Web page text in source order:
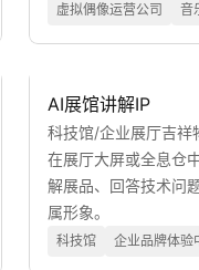
虚拟偶像运营公司 音
AI展馆讲解IP
科技馆/企业展厅吉祥
在展厅大屏或全息仓
解展品、回答技术问
属形象。
科技馆 企业品牌体验